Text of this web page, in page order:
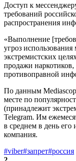
Доступ к
требований
распространения
«Выполнение
угроз
экстремистских
продажи
противоправной
По данным
месте по
(принадлежит
Telegram. Им
в среднем в день его
компания.
#viber#запрет#россия